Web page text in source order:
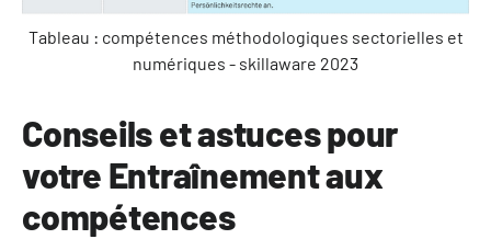
Tableau : compétences méthodologiques sectorielles et
numériques - skillaware 2023
Conseils et astuces pour
votre Entraînement aux
compétences